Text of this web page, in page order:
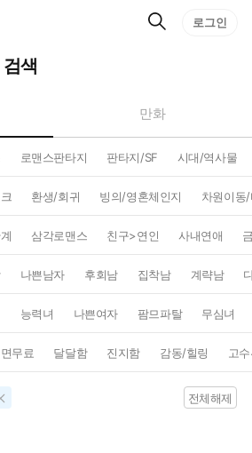
검
로그인
색
만화
로맨스판타지 판타지/SF 시대/역사물
환생/회귀 빙의/영혼체인지 차원이동
삼각로맨스 친구>연인 사내연애
나쁜남자 후회남 집착남 계략남
능력녀 나쁜여자 팜므파탈 무심녀
무료 달달함 진지함 감동/힐링 고
전체해제